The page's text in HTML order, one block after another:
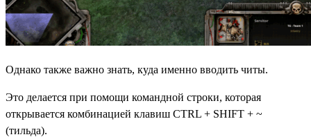
Однако также важно знать, куда именно вводить читы.
Это делается при помощи командной строки, которая
открывается комбинацией клавиш CTRL + SHIFT + ~
(тильда).